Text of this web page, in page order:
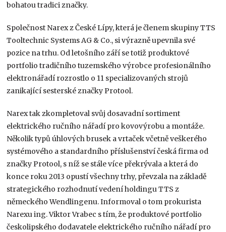
bohatou tradici značky.
Společnost Narex z České Lípy, která je členem skupiny TTS
Tooltechnic Systems AG & Co., si výrazně upevnila své
pozice na trhu. Od letošního září se totiž produktové
portfolio tradičního tuzemského výrobce profesionálního
elektronářadí rozrostlo o 11 specializovaných strojů
zanikající sesterské značky Protool.
Narex tak zkompletoval svůj dosavadní sortiment
elektrického ručního nářadí pro kovovýrobu a montáže.
Několik typů úhlových brusek a vrtaček včetně veškerého
systémového a standardního příslušenství česká firma od
značky Protool, s níž se stále více překrývala a která do
konce roku 2013 opustí všechny trhy, převzala na základě
strategického rozhodnutí vedení holdingu TTS z
německého Wendlingenu. Informoval o tom prokurista
Narexu ing. Viktor Vrabec s tím, že produktové portfolio
českolipského dodavatele elektrického ručního nářadí pro